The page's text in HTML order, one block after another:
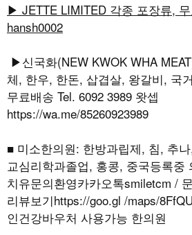
▶ JETTE LIMITED 각종 포장류,
hansh0002
▶신국화(NEW KWOK WHA
체, 한우, 한돈, 삽겹살, 왕갈비, 국
무료배송 Tel. 6092 3989 왓셉
https://wa.me/85260923989
■ 미소한의원: 한방과립제, 침, 추
교심리학과졸업, 홍콩, 중국등록중
치유문의환영카카오톡smiletcm /
리뷰보기https://goo.gl /maps/
인건강바우처 사용가능 한의원